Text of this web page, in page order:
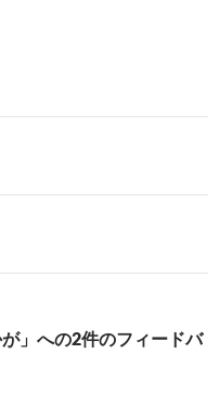
」への2件のフィードバ